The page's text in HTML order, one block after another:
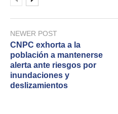
NEWER POST
CNPC exhorta a la
población a mantenerse
alerta ante riesgos por
inundaciones y
deslizamientos